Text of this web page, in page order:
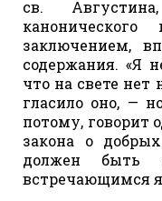
св.
заключением,
содержания. «Я
что на свете
гласило оно, —
потому, говорит
закона о
должен быть
встречающимся